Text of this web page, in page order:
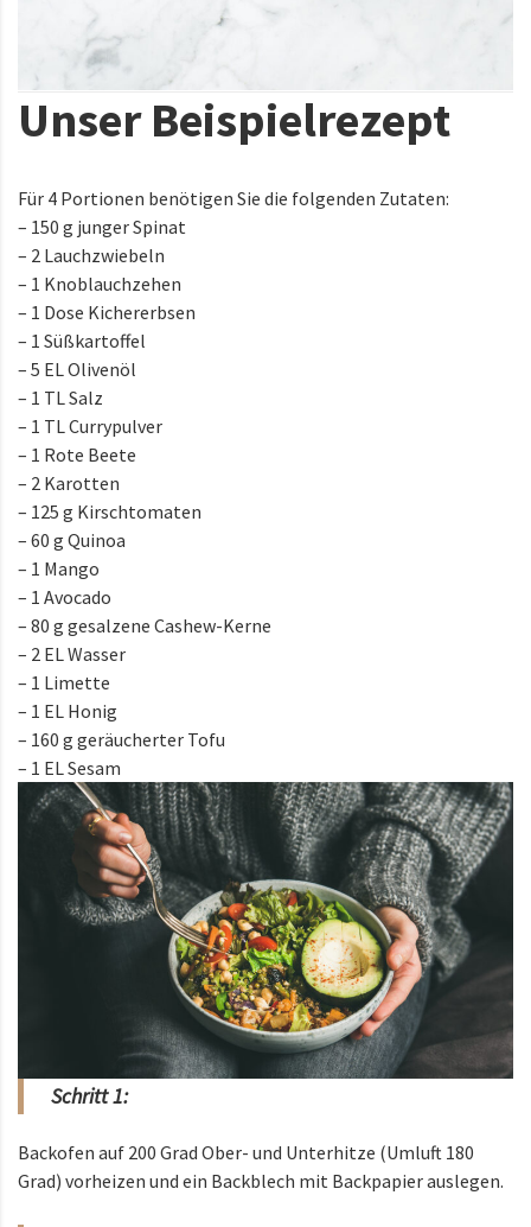
Unser Beispielrezept
Für 4 Portionen benötigen Sie die folgenden Zutaten:
– 150 g junger Spinat
– 2 Lauchzwiebeln
– 1 Knoblauchzehen
– 1 Dose Kichererbsen
– 1 Süßkartoffel
– 5 EL Olivenöl
– 1 TL Salz
– 1 TL Currypulver
– 1 Rote Beete
– 2 Karotten
– 125 g Kirschtomaten
– 60 g Quinoa
– 1 Mango
– 1 Avocado
– 80 g gesalzene Cashew-Kerne
– 2 EL Wasser
– 1 Limette
– 1 EL Honig
– 160 g geräucherter Tofu
– 1 EL Sesam
Schritt 1:
Backofen auf 200 Grad Ober- und Unterhitze (Umluft 180
Grad) vorheizen und ein Backblech mit Backpapier auslegen.